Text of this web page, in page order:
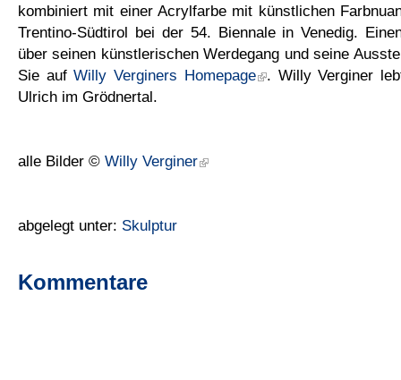
kombiniert mit einer Acrylfarbe mit künstlichen
Trentino-Südtirol bei der 54. Biennale in Venedig.
über seinen künstlerischen Werdegang und seine
Sie aufWilly Verginers Homepage . Willy Verginer
Ulrich im Grödnertal.
alle Bilder © Willy Verginer
abgelegt unter: Skulptur
Kommentare